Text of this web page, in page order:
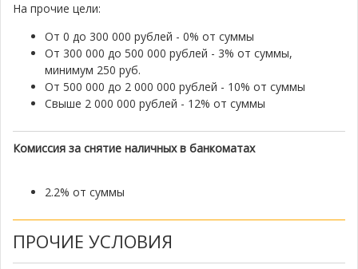
На прочие цели:
От 0 до 300 000 рублей - 0% от суммы
От 300 000 до 500 000 рублей - 3% от суммы,
минимум 250 руб.
От 500 000 до 2 000 000 рублей - 10% от суммы
Свыше 2 000 000 рублей - 12% от суммы
Комиссия за снятие наличных в банкоматах
2.2% от суммы
ПРОЧИЕ УСЛОВИЯ